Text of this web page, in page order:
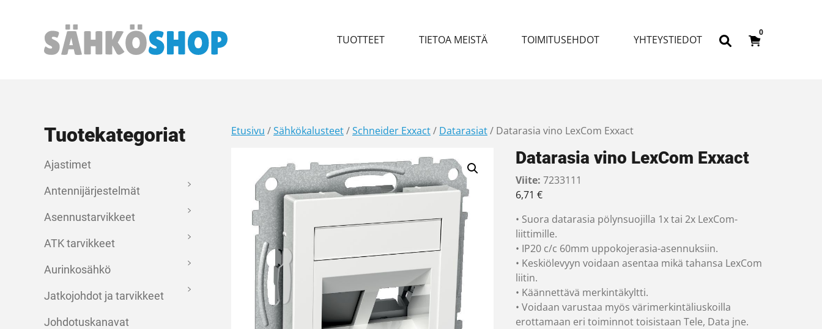
Päävalikko TUOTTEET TIETOA MEISTÄ TOIMITUSEHDOT YHTEYSTIEDOT
0
Tuotekategoriat
Ajastimet
Antennijärjestelmät
Asennustarvikkeet
ATK tarvikkeet
Aurinkosähkö
Jatkojohdot ja tarvikkeet
Johdotuskanavat
Etusivu /Sähkökalusteet/Schneider Exxact/ Datarasiat/ Datarasia vino LexCom Exxact
Datarasia vino LexCom Exxact
Viite: 7233111
6,71 €
• Suora datarasia pölynsuojilla 1x tai 2x LexCom-
liittimille.
• IP20 c/c 60mm uppokojerasia-asennuksiin.
• Keskiölevyyn voidaan asentaa mikä tahansa LexCom
liitin.
• Käännettävä merkintäkyltti.
• Voidaan varustaa myös värimerkintäliuskoilla
erottamaan eri toiminnot toisistaan Tele, Data jne.